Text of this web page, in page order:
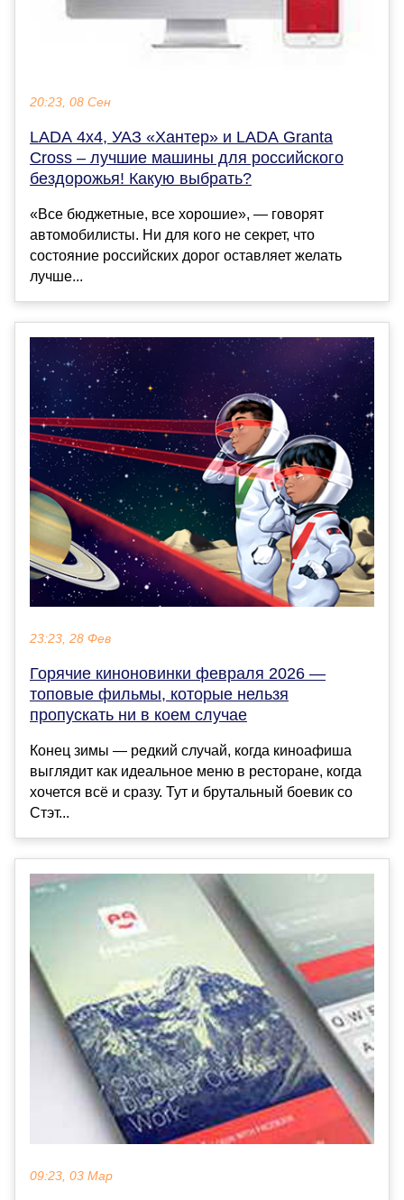
20:23, 08 Сен
LADA 4x4, УАЗ «Хантер» и LADA Granta
Cross – лучшие машины для российского
бездорожья! Какую выбрать?
«Все бюджетные, все хорошие», — говорят
автомобилисты. Ни для кого не секрет, что
состояние российских дорог оставляет желать
лучше...
23:23, 28 Фев
Горячие киноновинки февраля 2026 —
топовые фильмы, которые нельзя
пропускать ни в коем случае
Конец зимы — редкий случай, когда киноафиша
выглядит как идеальное меню в ресторане, когда
хочется всё и сразу. Тут и брутальный боевик со
Стэт...
09:23, 03 Мар